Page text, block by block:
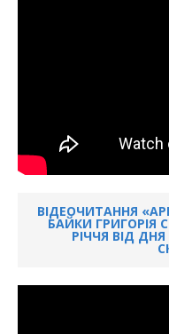
ВІДЕОЧИТАННЯ
БАЙКИ ГРИГОРІЯ
РІЧЧЯ ВІД